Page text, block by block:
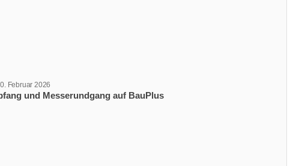
und Messerundgang auf BauPlus
Februar 2026